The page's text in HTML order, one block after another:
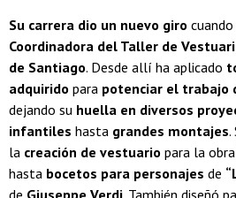
Su carrera dio un nuevo giro
Coordinadora del Taller de
de Santiago. Desde allí ha aplicado
adquirido para potenciar el trabajo
dejando su huella en diversos
infantiles hasta grandes montajes.
la creación de vestuario para la obra
hasta bocetos para personajes de